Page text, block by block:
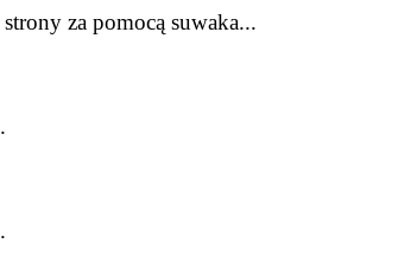
za pomocą suwaka...